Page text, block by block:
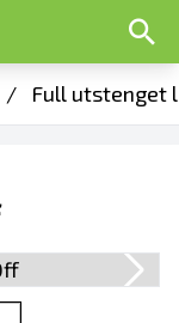
/ Full utstenget